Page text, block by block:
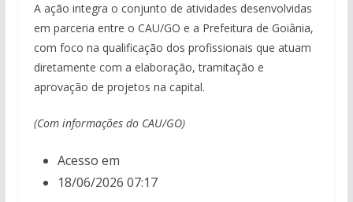
A ação integra o conjunto de atividades desenvolvidas
em parceria entre o CAU/GO e a Prefeitura de Goiânia,
com foco na qualificação dos profissionais que atuam
diretamente com a elaboração, tramitação e
aprovação de projetos na capital.
(Com informações do CAU/GO)
Acesso em
18/06/2026 07:17